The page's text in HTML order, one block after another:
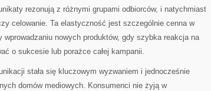
rezonują z różnymi grupami odbiorców, i natychmiast
celowanie. Ta elastyczność jest szczególnie cenna w
nowych produktów, gdy szybka reakcja na
o sukcesie lub porażce całej kampanii.
stała się kluczowym wyzwaniem i jednocześnie
domów mediowych. Konsumenci nie żyją w